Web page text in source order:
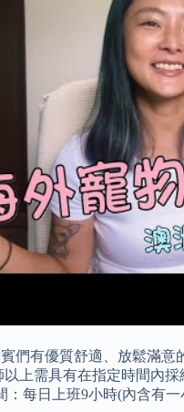
們有優質舒適、放鬆滿
上需具有在指定時間內
每日上班9小時(內含有